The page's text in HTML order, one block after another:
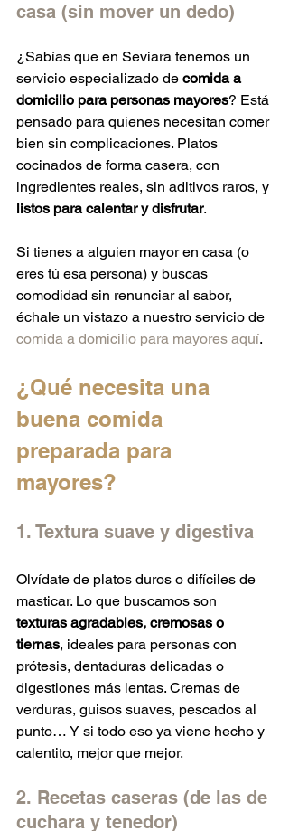
casa (sin mover un dedo)
¿Sabías que en Seviara tenemos un
servicio especializado de comida a
domicilio para personas mayores? Está
pensado para quienes necesitan comer
bien sin complicaciones. Platos
cocinados de forma casera, con
ingredientes reales, sin aditivos raros, y
listos para calentar y disfrutar.
Si tienes a alguien mayor en casa (o
eres tú esa persona) y buscas
comodidad sin renunciar al sabor,
échale un vistazo a nuestro servicio de
comida a domicilio para mayores aquí.
¿Qué necesita una
buena comida
preparada para
mayores?
1. Textura suave y digestiva
Olvídate de platos duros o difíciles de
masticar. Lo que buscamos son
texturas agradables, cremosas o
tiernas, ideales para personas con
prótesis, dentaduras delicadas o
digestiones más lentas. Cremas de
verduras, guisos suaves, pescados al
punto… Y si todo eso ya viene hecho y
calentito, mejor que mejor.
2. Recetas caseras (de las de
cuchara y tenedor)